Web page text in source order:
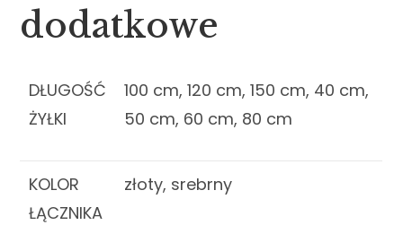
dodatkowe
DŁUGOŚĆ
ŻYŁKI
100 cm, 120 cm, 150 cm, 40 cm,
50 cm, 60 cm, 80 cm
KOLOR
ŁĄCZNIKA
złoty, srebrny